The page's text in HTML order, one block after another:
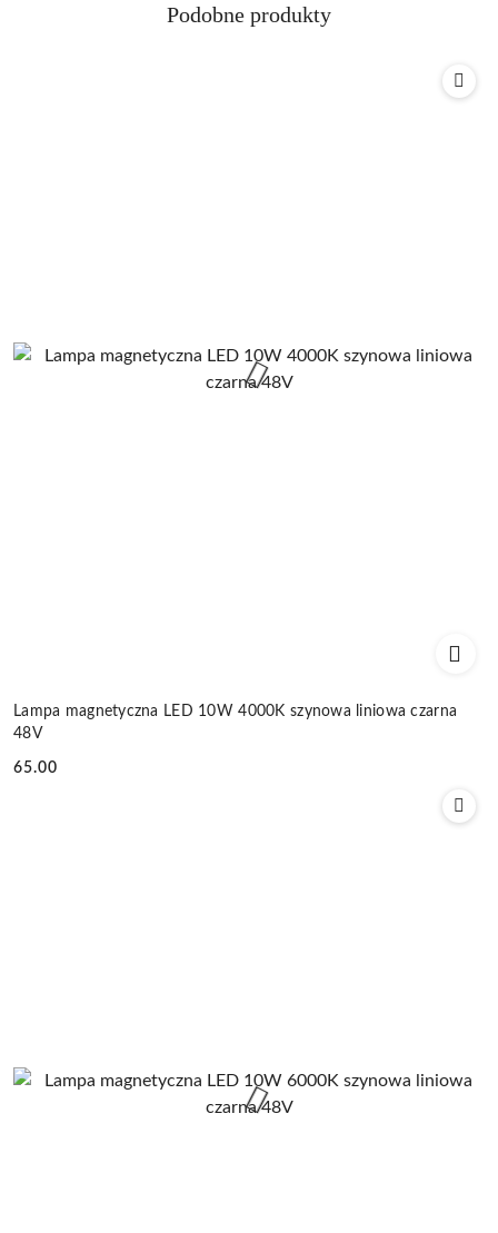
Pomiń karuzelę produktów
Produkty
Podobne produkty
Lampa magnetyczna LED 10W 4000K szynowa liniowa czarna
48V
65.00